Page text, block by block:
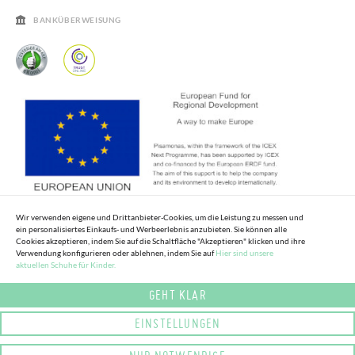
HÄUFIGKEIT DER BEANTWORTUNG VON FRAGEN
BANKÜBERWEISUNG
Wir verwenden eigene und Drittanbieter-Cookies, um die Leistung zu messen und
ein personalisiertes Einkaufs- und Werbeerlebnis anzubieten. Sie können alle
Cookies akzeptieren, indem Sie auf die Schaltfläche "Akzeptieren" klicken und ihre
Verwendung konfigurieren oder ablehnen, indem Sie aufHier sind unsere
aktuellen Schuhe für Kinder.
GEHT KLAR
EINSTELLUNGEN